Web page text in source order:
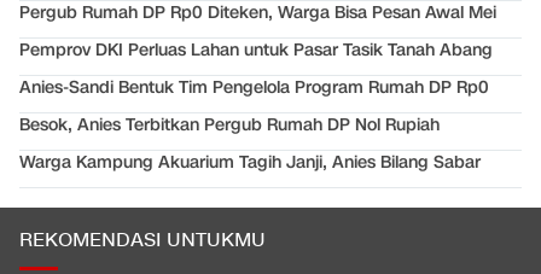
Pergub Rumah DP Rp0 Diteken, Warga Bisa Pesan Awal Mei
Pemprov DKI Perluas Lahan untuk Pasar Tasik Tanah Abang
Anies-Sandi Bentuk Tim Pengelola Program Rumah DP Rp0
Besok, Anies Terbitkan Pergub Rumah DP Nol Rupiah
Warga Kampung Akuarium Tagih Janji, Anies Bilang Sabar
REKOMENDASI UNTUKMU